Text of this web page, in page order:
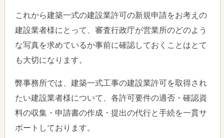
これから建築一式の建設業許可の新規申請をお考えの
建設業者様にとって、審査行政庁が営業所のどのよう
な写真を求めているか事前に確認しておくことはとて
も大切になります。
弊事務所では、建築一式工事の建設業許可を取得され
たい建設業者様について、各許可要件の適否・確認資
料の収集・申請書の作成・提出の代行と手続を一貫サ
ポートしております。